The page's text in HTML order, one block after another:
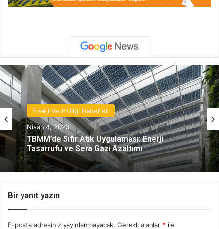
Enerji Verimliliği Haberleri
Nisan 4, 2026
TBMM’de Sıfır Atık Uygulaması: Enerji
Tasarrufu ve Sera Gazı Azaltımı
Bir yanıt yazın
E-posta adresiniz yayınlanmayacak. Gerekli alanlar * ile